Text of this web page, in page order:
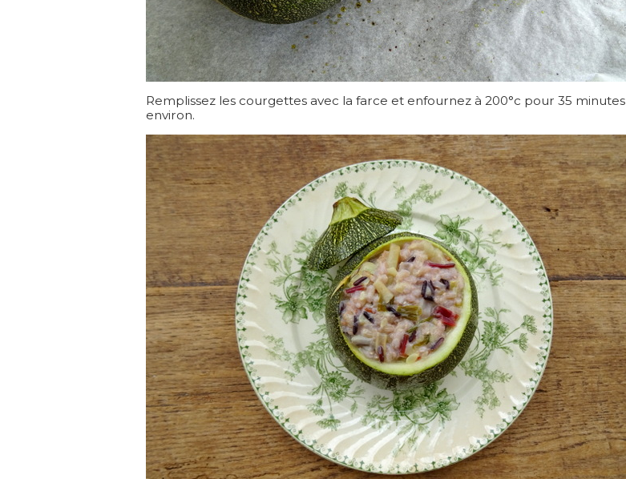
Remplissez les courgettes avec la farce et enfournez à 200°c pour 35 minutes
environ.